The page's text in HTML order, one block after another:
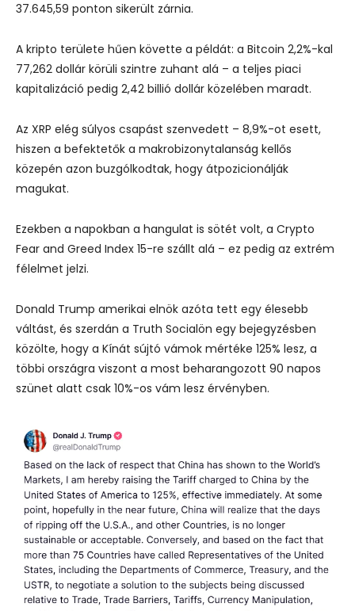
37.645,59 ponton sikerült zárnia.
A kripto területe hűen követte a példát: a Bitcoin 2,2%-kal
77,262 dollár körüli szintre zuhant alá – a teljes piaci
kapitalizáció pedig 2,42 billió dollár közelében maradt.
Az XRP elég súlyos csapást szenvedett – 8,9%-ot esett,
hiszen a befektetők a makrobizonytalanság kellős
közepén azon buzgólkodtak, hogy átpozicionálják
magukat.
Ezekben a napokban a hangulat is sötét volt, a Crypto
Fear and Greed Index 15-re szállt alá – ez pedig az extrém
félelmet jelzi.
Donald Trump amerikai elnök azóta tett egy élesebb
váltást, és szerdán a Truth Socialön egy bejegyzésben
közölte, hogy a Kínát sújtó vámok mértéke 125% lesz, a
többi országra viszont a most beharangozott 90 napos
szünet alatt csak 10%-os vám lesz érvényben.